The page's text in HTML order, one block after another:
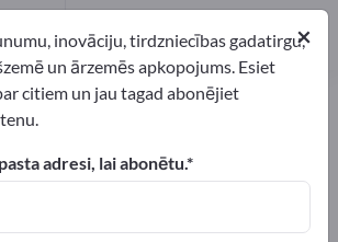
ražotājus un
Ražotājs9
Izplatītāji1×
inovāciju, tirdzniecības gadatirgu,
un ārzemēs apkopojums. Esiet
citiem un jau tagad abonējiet
adresi, lai abonētu.